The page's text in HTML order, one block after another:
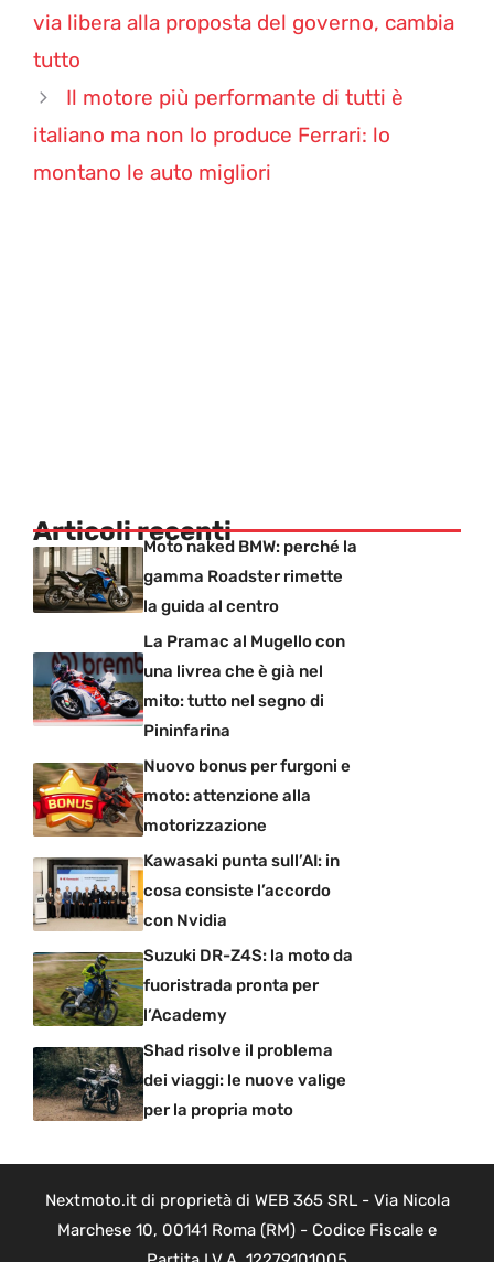
via libera alla proposta del governo, cambia
tutto
Il motore più performante di tutti è
italiano ma non lo produce Ferrari: lo
montano le auto migliori
Articoli recentiMoto naked BMW: perché la
gamma Roadster rimette
la guida al centro
La Pramac al Mugello con
una livrea che è già nel
mito: tutto nel segno di
Pininfarina
Nuovo bonus per furgoni e
moto: attenzione alla
motorizzazione
Kawasaki punta sull’AI: in
cosa consiste l’accordo
con Nvidia
Suzuki DR-Z4S: la moto da
fuoristrada pronta per
l’Academy
Shad risolve il problema
dei viaggi: le nuove valige
per la propria moto
Nextmoto.it di proprietà di WEB 365 SRL - Via Nicola
Marchese 10, 00141 Roma (RM) - Codice Fiscale e